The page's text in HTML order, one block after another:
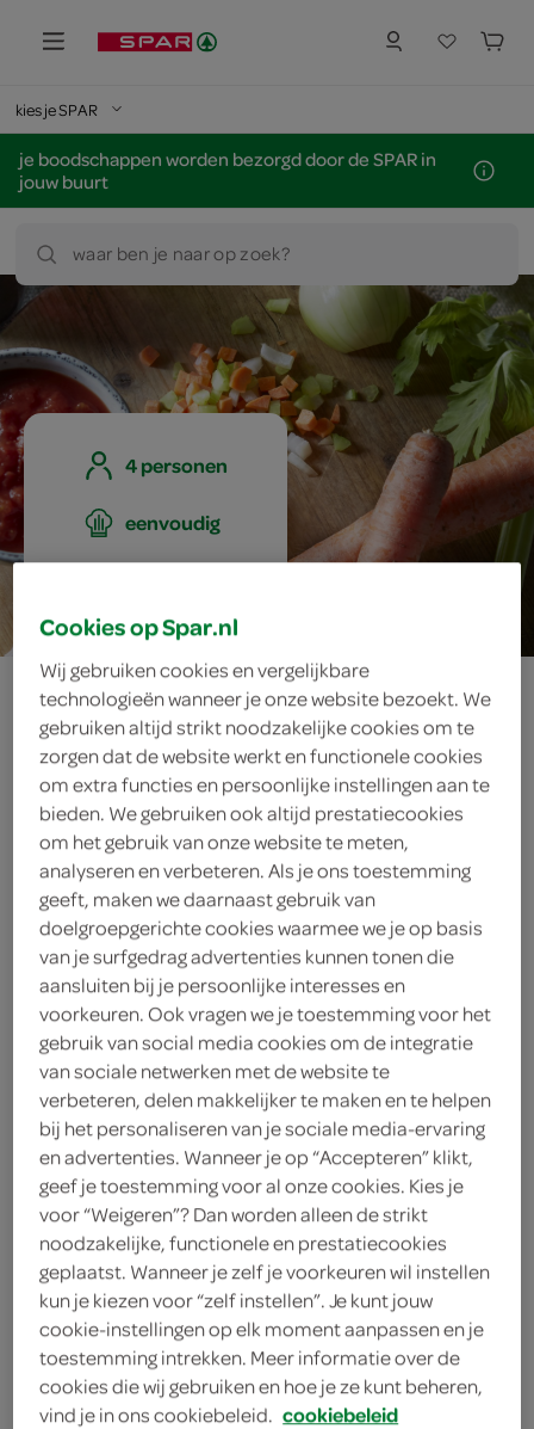
kies je SPAR
je boodschappen worden bezorgd door de SPAR in
jouw buurt
waar ben je naar op zoek?
4 personen
eenvoudig
basisrecept voor
soffritto
ingrediënten
400 milliliter tomatenblokjes
6 eetlepels olijfolie
2 winterwortels
3 uien
4 stengels bleekselderij
kies je winkel
bereiden
Cookies op Spar.nl
Wij gebruiken cookies en vergelijkbare
technologieën wanneer je onze website bezoekt. We
gebruiken altijd strikt noodzakelijke cookies om te
zorgen dat de website werkt en functionele cookies
om extra functies en persoonlijke instellingen aan te
bieden. We gebruiken ook altijd prestatiecookies
om het gebruik van onze website te meten,
analyseren en verbeteren. Als je ons toestemming
geeft, maken we daarnaast gebruik van
doelgroepgerichte cookies waarmee we je op basis
van je surfgedrag advertenties kunnen tonen die
aansluiten bij je persoonlijke interesses en
voorkeuren. Ook vragen we je toestemming voor het
gebruik van social media cookies om de integratie
van sociale netwerken met de website te
verbeteren, delen makkelijker te maken en te helpen
bij het personaliseren van je sociale media-ervaring
en advertenties. Wanneer je op “Accepteren” klikt,
geef je toestemming voor al onze cookies. Kies je
voor “Weigeren”? Dan worden alleen de strikt
noodzakelijke, functionele en prestatiecookies
geplaatst. Wanneer je zelf je voorkeuren wil instellen
kun je kiezen voor “zelf instellen”. Je kunt jouw
cookie-instellingen op elk moment aanpassen en je
toestemming intrekken. Meer informatie over de
cookies die wij gebruiken en hoe je ze kunt beheren,
vind je in ons cookiebeleid. cookiebeleid